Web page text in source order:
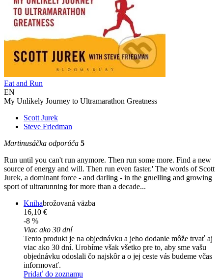
Eat and Run
EN
My Unlikely Journey to Ultramarathon Greatness
Scott Jurek
Steve Friedman
Martinusáčka odporúča 5
Run until you can't run anymore. Then run some more. Find a new
source of energy and will. Then run even faster.' The words of Scott
Jurek, a dominant force - and darling - in the gruelling and growing
sport of ultrarunning for more than a decade...
Knihabrožovaná väzba
16,10 €
-8 %
Viac ako 30 dní
Tento produkt je na objednávku a jeho dodanie môže trvať aj
viac ako 30 dní. Urobíme však všetko pre to, aby sme vašu
objednávku odoslali čo najskôr a o jej ceste vás budeme včas
informovať.
Pridať do zoznamu